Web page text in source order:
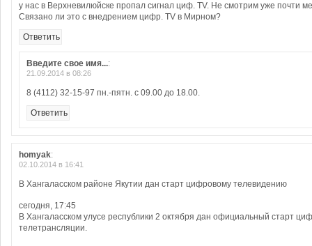
у нас в Верхневилюйске пропал сигнал циф. TV. Не смотрим уже почти
Связано ли это с внедрением цифр. TV в Мирном?
Ответить
Введите свое имя...:
21.09.2014 в 08:26
8 (4112) 32-15-97 пн.-пятн. с 09.00 до 18.00.
Ответить
homyak:
02.10.2014 в 16:41
В Хангаласском районе Якутии дан старт цифровому телевидению
сегодня, 17:45
В Хангаласском улусе республики 2 октября дан официальный старт
телетрансляции.